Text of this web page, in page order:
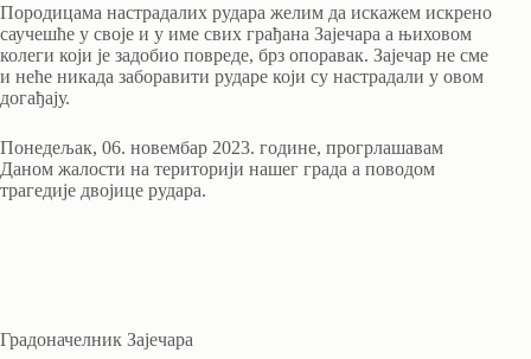
Породицама настрадалих рудара желим да искажем искрено
саучешће у своје и у име свих грађана Зајечара а њиховом
колеги који је задобио повреде, брз опоравак. Зајечар не сме
и неће никада заборавити рударе који су настрадали у овом
догађају.
Понедељак, 06. новембар 2023. године, прогрлашавам
Даном жалости на територији нашег града а поводом
трагедије двојице рудара.
Градоначелник Зајечара